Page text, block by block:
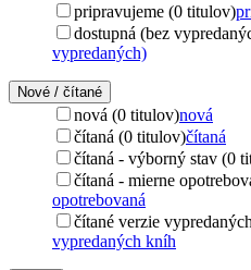
pripravujeme (0 titulov)
dostupná (bez
vypredaných)
Nové / čítané
nová (0 titulov)nová
čítaná (0 titulov)čítaná
čítaná - výborný stav (0
čítaná - mierne
opotrebovaná
čítané verzie
vypredaných kníh